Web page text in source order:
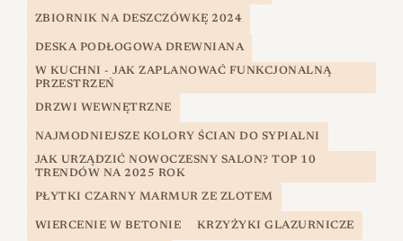
ZBIORNIK NA DESZCZÓWKĘ 2024
DESKA PODŁOGOWA DREWNIANA
W KUCHNI - JAK ZAPLANOWAĆ FUNKCJONALNĄ
PRZESTRZEŃ
DRZWI WEWNĘTRZNE
NAJMODNIEJSZE KOLORY ŚCIAN DO SYPIALNI
JAK URZĄDZIĆ NOWOCZESNY SALON? TOP 10
TRENDÓW NA 2025 ROK
PŁYTKI CZARNY MARMUR ZE ZLOTEM
WIERCENIE W BETONIE KRZYŻYKI GLAZURNICZE